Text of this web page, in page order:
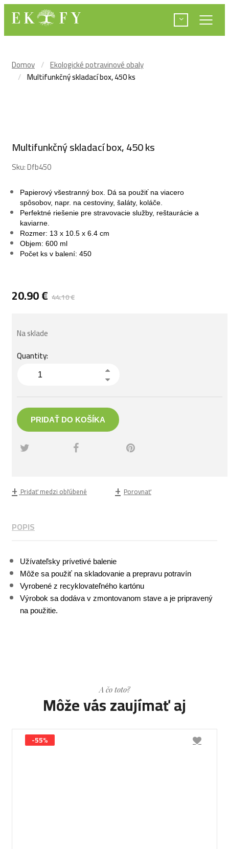
Domov
Ekologické potravinové obaly
Multifunkčný skladací box, 450 ks
Multifunkčný skladací box, 450 ks
Sku:Dfb450
Papierový všestranný box. Dá sa použiť na viacero
spôsobov, napr. na cestoviny, šaláty, koláče.
Perfektné riešenie pre stravovacie služby, reštaurácie a
kaviarne.
Rozmer: 13 х 10.5 х 6.4 cm
Objem: 600 ml
Počet ks v balení: 450
44.10€
20.90€
Na sklade
Quantity:
PRIDAŤ DO KOŠÍKA
Pridať medzi obľúbené Porovnať
POPIS
Užívateľsky prívetivé balenie
Môže sa použiť na skladovanie a prepravu potravín
Vyrobené z recyklovateľného kartónu
Výrobok sa dodáva v zmontovanom stave a je pripravený
na použitie.
A čo toto?
Môže vás zaujímať aj
-55%